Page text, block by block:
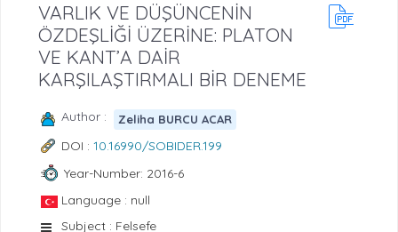
VARLIK VE DÜŞÜNCENİN
ÖZDEŞLİĞİ ÜZERİNE: PLATON
VE KANT’A DAİR
KARŞILAŞTIRMALI BİR DENEME
Author : Zeliha BURCU ACAR
DOI : 10.16990/SOBIDER.199
Year-Number: 2016-6
Language : null
Subject : Felsefe